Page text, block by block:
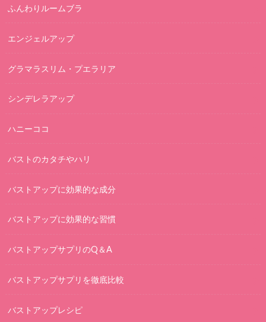
ふんわりルームブラ
エンジェルアップ
グラマラスリム・プエラリア
シンデレラアップ
ハニーココ
バストのカタチやハリ
バストアップに効果的な成分
バストアップに効果的な習慣
バストアップサプリのQ＆A
バストアップサプリを徹底比較
バストアップレシピ